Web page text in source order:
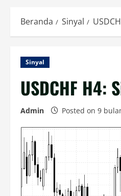
Beranda Sinyal
Sinyal
USDCHF H4:
Admin Posted on 9